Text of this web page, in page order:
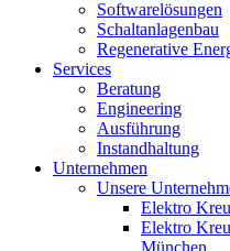
Softwarelösungen
Schaltanlagenbau
Regenerative
Services
Beratung
Engineering
Ausführung
Instandhaltung
Unternehmen
Unsere
Elektro
Elektro
München